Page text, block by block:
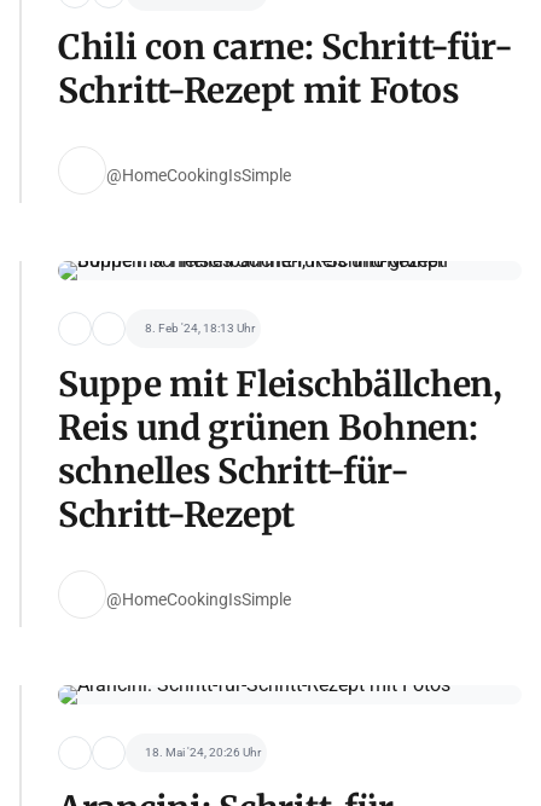
Chili con carne: Schritt-für-
Schritt-Rezept mit Fotos
@HomeCookingIsSimple
8. Feb '24, 18:13 Uhr
Suppe mit Fleischbällchen,
Reis und grünen Bohnen:
schnelles Schritt-für-
Schritt-Rezept
@HomeCookingIsSimple
18. Mai '24, 20:26 Uhr